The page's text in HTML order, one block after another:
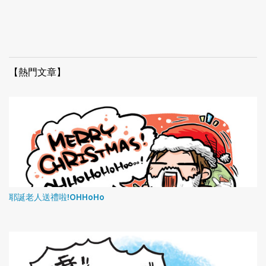
【熱門文章】
耶誕老人送禮啦!OHHoHo